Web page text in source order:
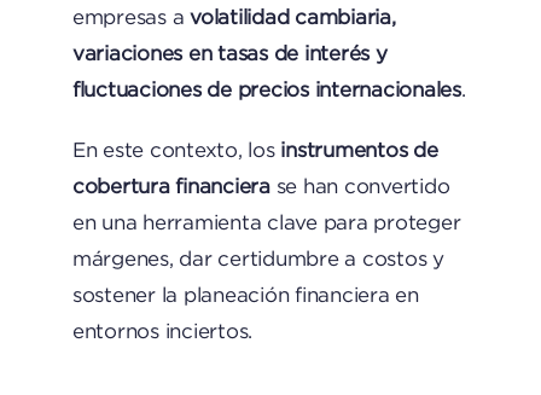
empresas avolatilidad cambiaria,
variaciones en tasas de interés y
fluctuaciones de precios internacionales.
En este contexto, los instrumentos de
cobertura financierase han convertido
en una herramienta clave para proteger
márgenes, dar certidumbre a costos y
sostener la planeación financiera en
entornos inciertos.